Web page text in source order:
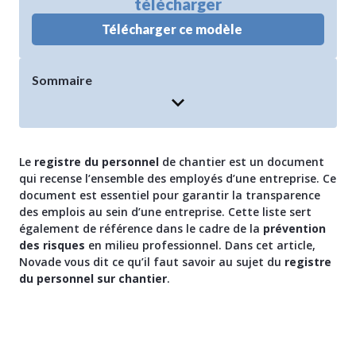
Sommaire
télécharger
Télécharger ce modèle
Le registre du personnel de chantier est un document
qui recense l’ensemble des employés d’une entreprise. Ce
document est essentiel pour garantir la transparence
des emplois au sein d’une entreprise. Cette liste sert
également de référence dans le cadre de la prévention
des risques en milieu professionnel. Dans cet article,
Novade vous dit ce qu’il faut savoir au sujet du registre
du personnel sur chantier.